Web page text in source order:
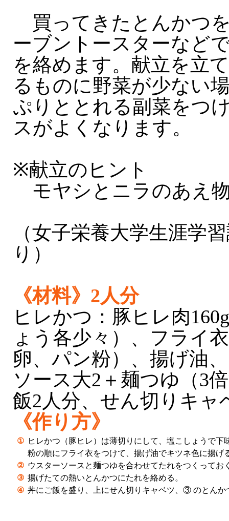
買ってきたとんかつ
ーブントースターなど
を絡めます。献立を立
るものに野菜が少ない
ぷりととれる副菜をつ
スがよくなります。
※献立のヒント
モヤシとニラのあえ
（女子栄養大学生涯学
り）
《材料》2人分
ヒレかつ：豚ヒレ肉
ょう各少々）、フライ
卵、パン粉）、揚げ油
ソース大2＋麺つゆ（3
飯2人分、せん切りキャ
《作り方》
①
ヒレかつ（豚ヒレ）は薄切りにして、塩こしょうで
粉の順にフライ衣をつけて、揚げ油でキツネ色に揚げ
② ウスターソースと麺つゆを合わせてたれをつくってお
③ 揚げたての熱いとんかつにたれを絡める。
④ 丼にご飯を盛り、上にせん切りキャベツ、③ のとんか